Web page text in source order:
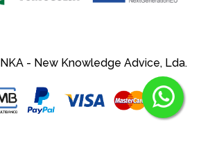
NKA - New Knowledge Advice, Lda.